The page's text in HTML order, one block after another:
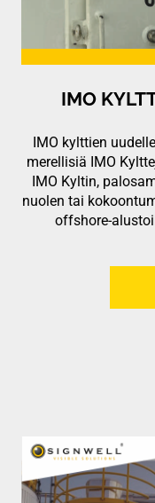
IMO
IMO kylttien
merellisiä IMO
IMO Kyltin,
nuolen tai
offshore-